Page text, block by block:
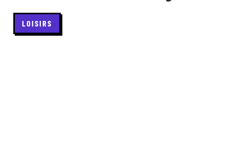
LOISIRS